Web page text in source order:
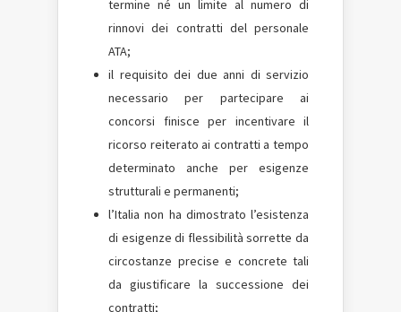
termine né un limite al numero di
rinnovi dei contratti del personale
ATA;
il requisito dei due anni di servizio
necessario per partecipare ai
concorsi finisce per incentivare il
ricorso reiterato ai contratti a tempo
determinato anche per esigenze
strutturali e permanenti;
l’Italia non ha dimostrato l’esistenza
di esigenze di flessibilità sorrette da
circostanze precise e concrete tali
da giustificare la successione dei
contratti;